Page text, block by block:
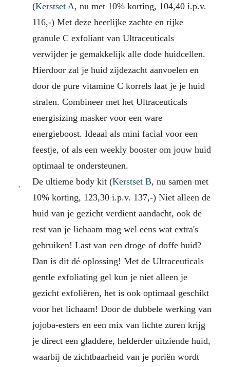
(Kerstset A, nu met 10% korting, 104,40 i.p.v.
116,-) Met deze heerlijke zachte en rijke
granule C exfoliant van Ultraceuticals
verwijder je gemakkelijk alle dode huidcellen.
Hierdoor zal je huid zijdezacht aanvoelen en
door de pure vitamine C korrels laat je je huid
stralen. Combineer met het Ultraceuticals
energisizing masker voor een ware
energieboost. Ideaal als mini facial voor een
feestje, of als een weekly booster om jouw huid
optimaal te ondersteunen.
De ultieme body kit (Kerstset B, nu samen met
10% korting, 123,30 i.p.v. 137,-) Niet alleen de
huid van je gezicht verdient aandacht, ook de
rest van je lichaam mag wel eens wat extra's
gebruiken! Last van een droge of doffe huid?
Dan is dit dé oplossing! Met de Ultraceuticals
gentle exfoliating gel kun je niet alleen je
gezicht exfoliëren, het is ook optimaal geschikt
voor het lichaam! Door de dubbele werking van
jojoba-esters en een mix van lichte zuren krijg
je direct een gladdere, helderder uitziende huid,
waarbij de zichtbaarheid van je poriën wordt